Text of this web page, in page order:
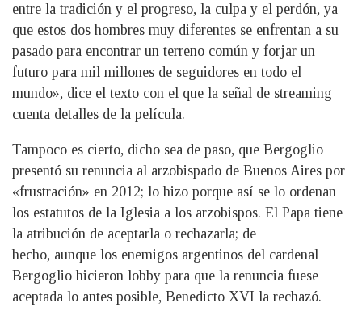
entre la tradición y el progreso, la culpa y el perdón, ya
que estos dos hombres muy diferentes se enfrentan a su
pasado para encontrar un terreno común y forjar un
futuro para mil millones de seguidores en todo el
mundo», dice el texto con el que la señal de streaming
cuenta detalles de la película.
Tampoco es cierto, dicho sea de paso, que Bergoglio
presentó su renuncia al arzobispado de Buenos Aires por
«frustración» en 2012; lo hizo porque así se lo ordenan
los estatutos de la Iglesia a los arzobispos. El Papa tiene
la atribución de aceptarla o rechazarla; de
hecho, aunque los enemigos argentinos del cardenal
Bergoglio hicieron lobby para que la renuncia fuese
aceptada lo antes posible, Benedicto XVI la rechazó.